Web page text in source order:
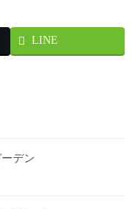
LINE
デン